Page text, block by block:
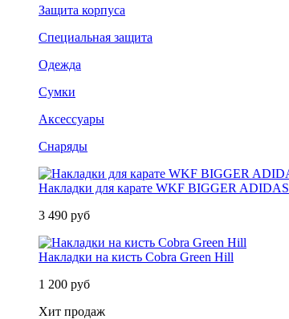
Защита корпуса
Специальная защита
Одежда
Сумки
Аксессуары
Снаряды
Накладки для карате WKF BIGGER ADIDAS
3 490 руб
Накладки на кисть Cobra Green Hill
1 200 руб
Хит продаж